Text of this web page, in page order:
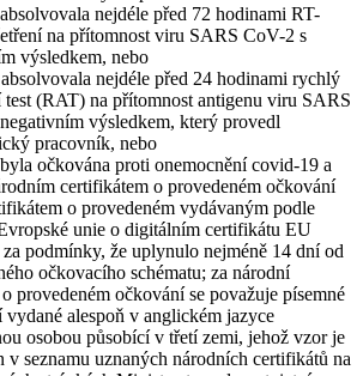
nejdéle před 72 hodinami RT-
na přítomnost viru SARS CoV-2 s
výsledkem, nebo
nejdéle před 24 hodinami rychlý
test (RAT) na přítomnost antigenu viru SARS
výsledkem, který provedl
pracovník, nebo
očkována proti onemocnění covid-19 a
certifikátem o provedeném očkování
o provedeném vydávaným podle
unie o digitálním certifikátu EU
podmínky, že uplynulo nejméně 14 dní od
očkovacího schématu; za národní
provedeném očkování se považuje písemné
vydané alespoň v anglickém jazyce
osobou působící v třetí zemi, jehož vzor je
v seznamu uznaných národních certifikátů na